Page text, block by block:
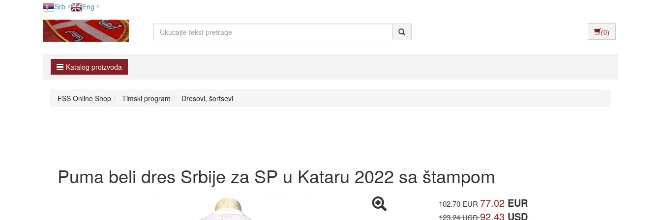
Srb Eng
(0)
Katalog proizvoda
FSS Online Shop Timski program Dresovi, šortsevi
Puma beli dres Srbije za SP u Kataru 2022 sa štampom
102.70 EUR77.02 EUR
123.24 USD92.43 USD